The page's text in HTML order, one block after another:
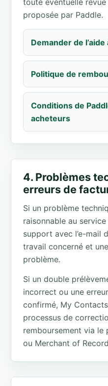
toute éventuelle
proposée par Paddle.
Demander de l’aide
Politique de
Conditions de
acheteurs
4. Problèmes
erreurs de
Si un problème
raisonnable au
support avec l’e-mail
travail concerné et
problème.
Si un double
incorrect ou une
confirmé, My
processus de
remboursement via le
ou Merchant of